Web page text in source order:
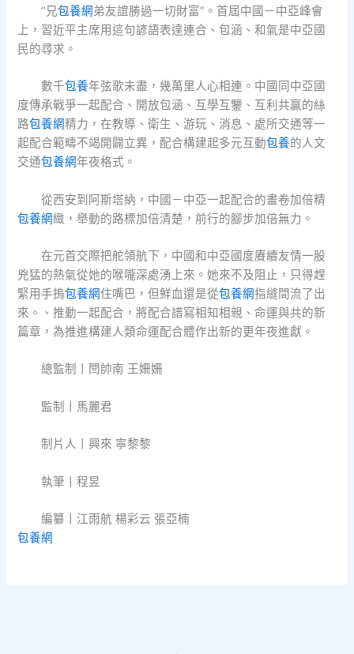
“兄包養網弟友誼勝過一切財富”。首屆中國－中亞峰會
上，習近平主席用這句諺語表達連合、包涵、和氣是中亞國
民的尋求。
數千包養年弦歌未盡，幾萬里人心相連。中國同中亞國
度傳承戰爭一起配合、開放包涵、互學互鑒、互利共贏的絲
路包養網精力，在教導、衛生、游玩、消息、處所交通等一
起配合範疇不竭開闢立異，配合構建起多元互動包養的人文
交通包養網年夜格式。
從西安到阿斯塔納，中國－中亞一起配合的畫卷加倍精
包養網緻，舉動的路標加倍清楚，前行的腳步加倍無力。
在元首交際把舵領航下，中國和中亞國度賡續友情一股
兇猛的熱氣從她的喉嚨深處湧上來。她來不及阻止，只得趕
緊用手摀包養網住嘴巴，但鮮血還是從包養網指縫間流了出
來。、推動一起配合，將配合譜寫相知相親、命運與共的新
篇章，為推進構建人類命運配合體作出新的更年夜進獻。
總監制丨閆帥南 王姍姍
監制丨馬麗君
制片人丨興來 寧黎黎
執筆丨程昱
編纂丨江雨航 楊彩云 張亞楠
包養網